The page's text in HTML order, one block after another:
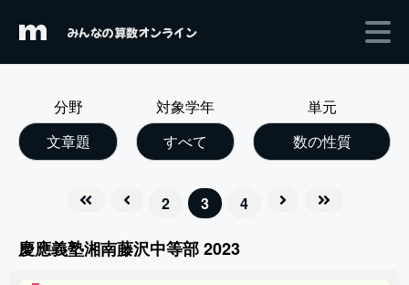
m みんなの算数オンライン
分野 対象学年
単元
文章題
すべて 数の性質
2 3 4
慶應義塾湘南藤沢中等部 2023